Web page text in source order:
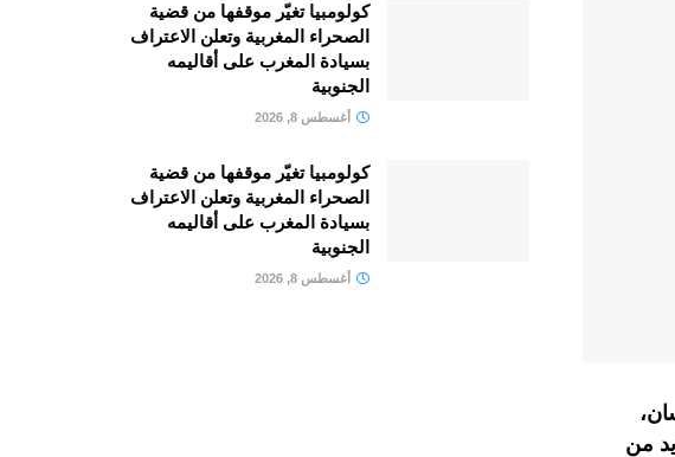
العالم برسم سنة 2017، العديد من
كولومبيا تغيّر موقفها من قضية
الصحراء المغربية وتعلن الاعتراف
بسيادة المغرب على أقاليمه
الجنوبية
أغسطس 8, 2026
كولومبيا تغيّر موقفها من قضية
الصحراء المغربية وتعلن الاعتراف
بسيادة المغرب على أقاليمه
الجنوبية
أغسطس 8, 2026